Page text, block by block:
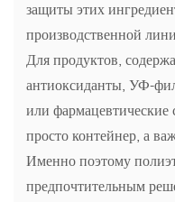
защиты этих
производственной
Для продуктов,
антиоксиданты, УФ-
или
просто контейнер, а
Именно поэтому
предпочтительным